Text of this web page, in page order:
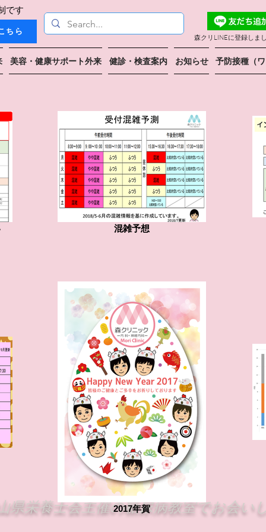
です
ちら
森クリLINEに登録しま
美容・健康サポート外来 健診・検査案内 お知らせ 予防接種（
県栄養士会主催の糖尿病教室でお会い
混雑予想
2017年賀